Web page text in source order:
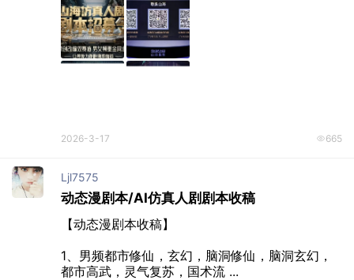
2026-3-17 665
Ljl7575
动态漫剧本/AI仿真人剧剧本收稿
【动态漫剧本收稿】
1、男频都市修仙，玄幻，脑洞修仙，脑洞玄幻，
都市高武，灵气复苏，国术流 ...